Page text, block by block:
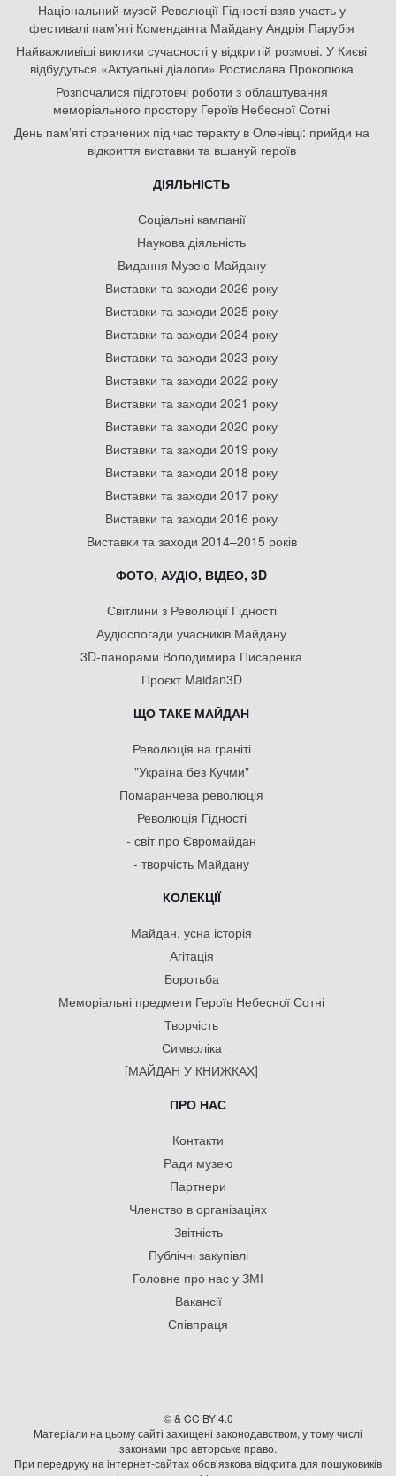
Національний музей Революції Гідності взяв участь у
фестивалі пам'яті Коменданта Майдану Андрія Парубія
Найважливіші виклики сучасності у відкритій розмові. У Києві
відбудуться «Актуальні діалоги» Ростислава Прокопюка
Розпочалися підготовчі роботи з облаштування
меморіального простору Героїв Небесної Сотні
День памʼяті страчених під час теракту в Оленівці: прийди на
відкриття виставки та вшануй героїв
ДІЯЛЬНІСТЬ
Соціальні кампанії
Наукова діяльність
Видання Музею Майдану
Виставки та заходи 2026 року
Виставки та заходи 2025 року
Виставки та заходи 2024 року
Виставки та заходи 2023 року
Виставки та заходи 2022 року
Виставки та заходи 2021 року
Виставки та заходи 2020 року
Виставки та заходи 2019 року
Виставки та заходи 2018 року
Виставки та заходи 2017 року
Виставки та заходи 2016 року
Виставки та заходи 2014–2015 років
ФОТО, АУДІО, ВІДЕО, 3D
Світлини з Революції Гідності
Аудіоспогади учасників Майдану
3D-панорами Володимира Писаренка
Проєкт Maidan3D
ЩО ТАКЕ МАЙДАН
Революція на граніті
"Україна без Кучми"
Помаранчева революція
Революція Гідності
- світ про Євромайдан
- творчість Майдану
КОЛЕКЦІЇ
Майдан: усна історія
Агітація
Боротьба
Меморіальні предмети Героїв Небесної Сотні
Творчість
Символіка
[МАЙДАН У КНИЖКАХ]
ПРО НАС
Контакти
Ради музею
Партнери
Членство в організаціях
Звітність
Публічні закупівлі
Головне про нас у ЗМІ
Вакансії
Співпраця
© & CC BY 4.0
Матеріали на цьому сайті захищені законодавством, у тому числі
законами про авторське право.
При передруку на iнтернет-сайтах обов’язкова відкрита для пошуковиків